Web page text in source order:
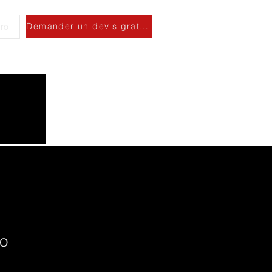
Demander un devis gratuit